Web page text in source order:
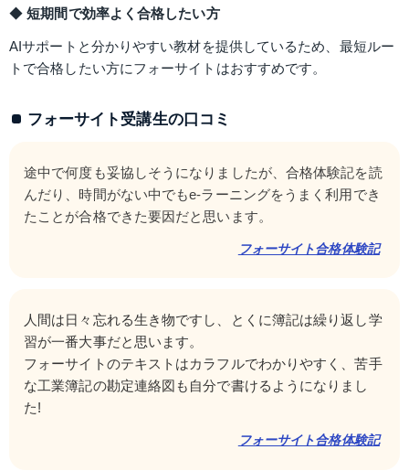
◆ 短期間で効率よく合格したい方
AIサポートと分かりやすい教材を提供しているため、最短ルー
トで合格したい方にフォーサイトはおすすめです。
フォーサイト受講生の口コミ
途中で何度も妥協しそうになりましたが、合格体験記を読
んだり、時間がない中でもe-ラーニングをうまく利用でき
たことが合格できた要因だと思います。
フォーサイト合格体験記
人間は日々忘れる生き物ですし、とくに簿記は繰り返し学
習が一番大事だと思います。
フォーサイトのテキストはカラフルでわかりやすく、苦手
な工業簿記の勘定連絡図も自分で書けるようになりまし
た!
フォーサイト合格体験記